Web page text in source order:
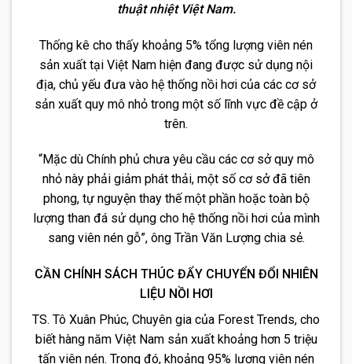
thuật nhiệt Việt Nam.
Thống kê cho thấy khoảng 5% tổng lượng viên nén
sản xuất tại Việt Nam hiện đang được sử dụng nội
địa, chủ yếu đưa vào hệ thống nồi hơi của các cơ sở
sản xuất quy mô nhỏ trong một số lĩnh vực đề cập ở
trên.
“Mặc dù Chính phủ chưa yêu cầu các cơ sở quy mô
nhỏ này phải giảm phát thải, một số cơ sở đã tiên
phong, tự nguyện thay thế một phần hoặc toàn bộ
lượng than đá sử dụng cho hệ thống nồi hơi của mình
sang viên nén gỗ”, ông Trần Văn Lượng chia sẻ.
CẦN CHÍNH SÁCH THÚC ĐẨY CHUYỂN ĐỔI NHIÊN
LIỆU NỒI HƠI
TS. Tô Xuân Phúc, Chuyên gia của Forest Trends, cho
biết hàng năm Việt Nam sản xuất khoảng hơn 5 triệu
tấn viên nén. Trong đó, khoảng 95% lượng viên nén